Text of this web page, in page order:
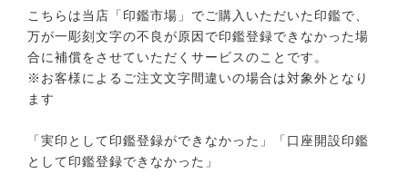
こちらは当店「印鑑市場」でご購入いただいた印鑑で、
万が一彫刻文字の不良が原因で印鑑登録できなかった場
合に補償をさせていただくサービスのことです。
※お客様によるご注文文字間違いの場合は対象外となり
ます
「実印として印鑑登録ができなかった」「口座開設印鑑
として印鑑登録できなかった」